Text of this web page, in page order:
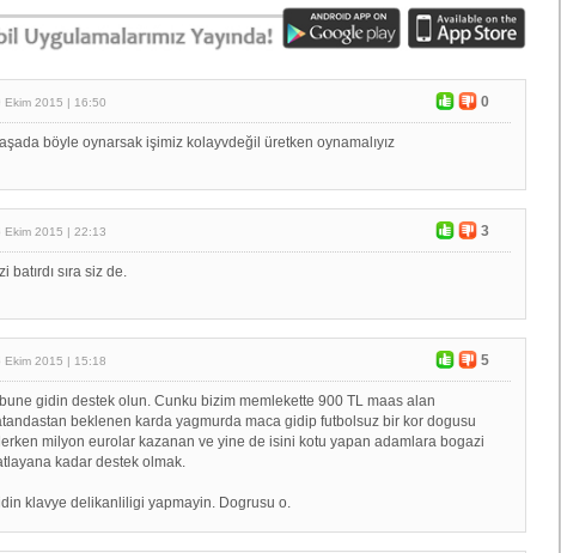
Ekim 2015 | 16:50 0
böyle oynarsak işimiz kolayvdeğil üretken oynamalıyız
Ekim 2015 | 22:13 3
batırdı sıra siz de.
Ekim 2015 | 15:18 5
gidin destek olun. Cunku bizim memlekette 900 TL maas alan
beklenen karda yagmurda maca gidip futbolsuz bir kor dogusu
milyon eurolar kazanan ve yine de isini kotu yapan adamlara bogazi
kadar destek olmak.
klavye delikanliligi yapmayin. Dogrusu o.
04 Temmuz 2020 Cumartesi | 20:00 Fikstür